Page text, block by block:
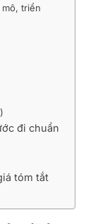
triển
đi chuẩn
tóm tắt